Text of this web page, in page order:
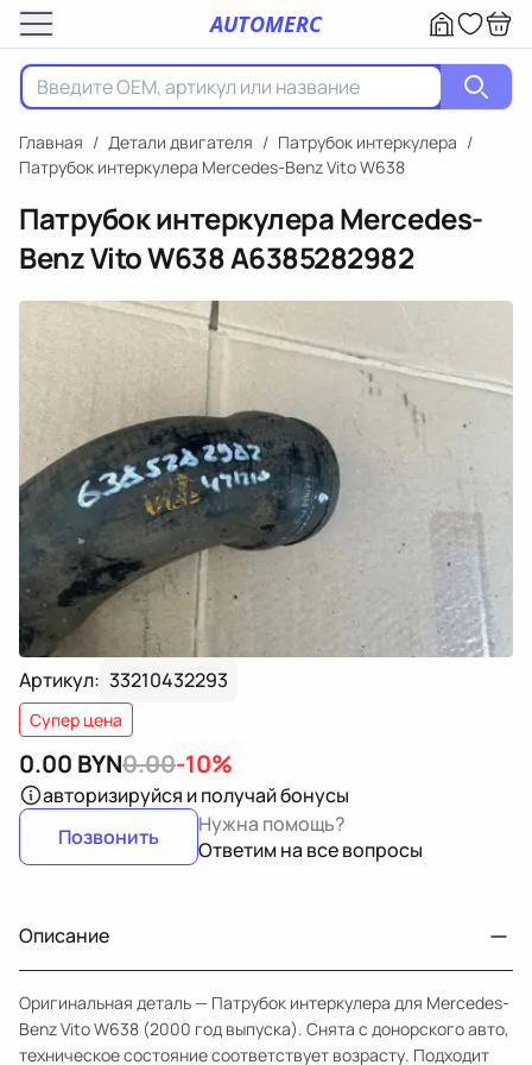
AUTOMERC
Главная / Детали двигателя / Патрубок интеркулера /
Патрубок интеркулера Mercedes-Benz Vito W638
Патрубок интеркулера Mercedes-
Benz Vito W638A6385282982
Артикул: 33210432293
Супер цена
0.00 BYN0.00-10%
авторизируйся и получай бонусы
Позвонить
Нужна помощь?
Ответим на все вопросы
Описание
Оригинальная деталь — Патрубок интеркулера для Mercedes-
Benz Vito W638 (2000 год выпуска). Снята с донорского авто,
техническое состояние соответствует возрасту. Подходит